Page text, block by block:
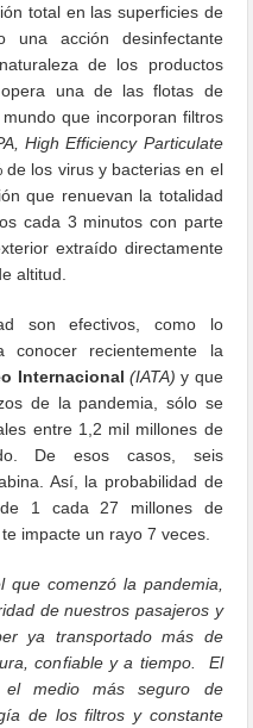
total en las superficies de
acción desinfectante
de los productos
una de las flotas de
que incorporan filtros
High Efficiency Particulate
de los virus y bacterias en el
que renuevan la totalidad
cada 3 minutos con parte
extraído directamente
altitud.
son efectivos, como lo
recientemente la
Internacional (IATA) y que
de la pandemia, sólo se
entre 1,2 mil millones de
De esos casos, seis
Así, la probabilidad de
1 cada 27 millones de
impacte un rayo 7 veces.
que comenzó la pandemia,
de nuestros pasajeros y
ya transportado más de
confiable y a tiempo. El
medio más seguro de
de los filtros y constante